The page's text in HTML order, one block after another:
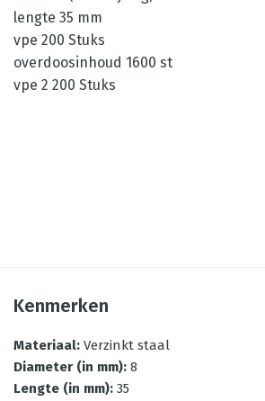
lengte 35 mm
vpe 200 Stuks
overdoosinhoud 1600 st
vpe 2 200 Stuks
Kenmerken
Materiaal: Verzinkt staal
Diameter (in mm): 8
Lengte (in mm): 35